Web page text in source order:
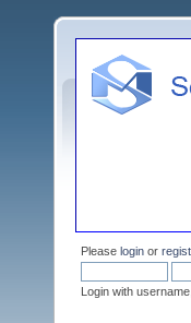
Please login or
Login with